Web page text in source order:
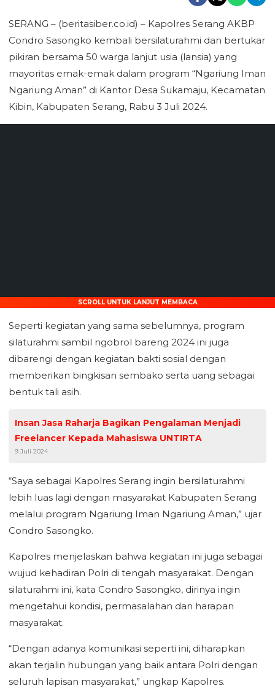
SERANG – (beritasiber.co.id) – Kapolres Serang AKBP
Condro Sasongko kembali bersilaturahmi dan bertukar
pikiran bersama 50 warga lanjut usia (lansia) yang
mayoritas emak-emak dalam program “Ngariung Iman
Ngariung Aman” di Kantor Desa Sukamaju, Kecamatan
Kibin, Kabupaten Serang, Rabu 3 Juli 2024.
SCROLL UNTUK LANJUT MEMBACA
Seperti kegiatan yang sama sebelumnya, program
silaturahmi sambil ngobrol bareng 2024 ini juga
dibarengi dengan kegiatan bakti sosial dengan
memberikan bingkisan sembako serta uang sebagai
bentuk tali asih.
Insan Jasa Raharja Bagikan Pengalaman Menjadi
Freelancer Kepada Mahasiswa UNTIRTA
9 Juli 2024
“Saya sebagai Kapolres Serang ingin bersilaturahmi
lebih luas lagi dengan masyarakat Kabupaten Serang
melalui program Ngariung Iman Ngariung Aman,” ujar
Condro Sasongko.
Kapolres menjelaskan bahwa kegiatan ini juga sebagai
wujud kehadiran Polri di tengah masyarakat. Dengan
silaturahmi ini, kata Condro Sasongko, dirinya ingin
mengetahui kondisi, permasalahan dan harapan
masyarakat.
“Dengan adanya komunikasi seperti ini, diharapkan
akan terjalin hubungan yang baik antara Polri dengan
seluruh lapisan masyarakat,” ungkap Kapolres.